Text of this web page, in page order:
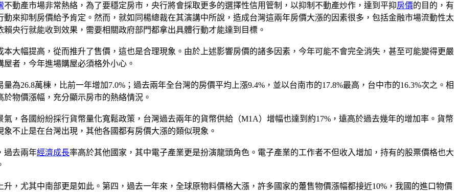
不動產市場非常熱絡，為了要穩定房市，央行將會採取更多的選擇性信用管制，以抑制不動產炒作，達到平抑房價的目的，有
來抑制房價給予肯定。然而，就如同楊總裁在其演講中所說，造成台灣這兩年房價大漲的因素很多，包括金融市場流動性太
央行就能收到效果，需要相關政府部門都拿出具體行動才能達到目標。
大幅提高，從而推升了售價，這也是合理現象。由於上述影響房價的諸多因素，今年可能不會完全消失，甚至可能變得更嚴
者，今年進場購屋必須格外小心。
為26.8萬棟，比前一年增加7.0%；過去兩年全台灣的房價平均上漲9.4%，並以台南市的17.8%最高，台中市的16.3%次之。相
物價漲幅，充分顯示房市的熱絡情況。
，各國紛紛採行貨幣量化寬鬆政策，台灣過去兩年的貨幣供給（M1A）增幅也達到約17%，遠高於過去幾年的增加率。貨幣
不止是在台灣出現，其他各國都有房價大漲的類似現象。
過去兩年經濟成長率高於其他國家，其中電子產業更是扮演龍頭角色。電子產業的工作者不但收入增加，持有的股票價格也大
，尤其中南部更是如此。第四，過去一年來，全球原物料價格大漲，許多國家的躉售物價漲幅都接近10%，我國的進口物價